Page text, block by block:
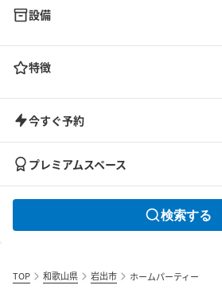
設備
特徴
今すぐ予約
プレミアムスペース
検索する
TOP 和歌山県 岩出市 ホームパーティー